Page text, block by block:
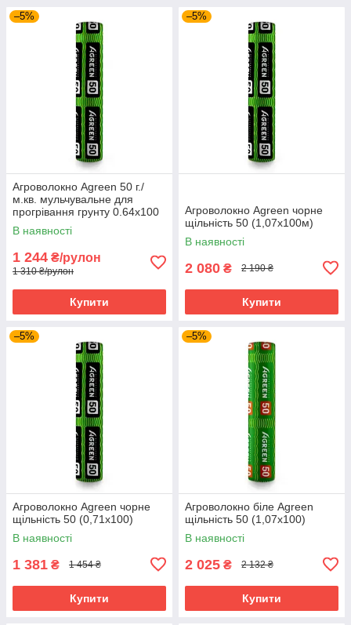
–5%
Агроволокно Agreen 50 г./
м.кв. мульчувальне для
прогрівання грунту 0.64х100
м Чорний
В наявності
1 244 ₴/рулон
1 310 ₴/рулон
Купити
–5%
Агроволокно Agreen чорне
щільність 50 (1,07х100м)
В наявності
2 080 ₴ 2 190 ₴
Купити
–5%
Агроволокно Agreen чорне
щільність 50 (0,71х100)
В наявності
1 381 ₴ 1 454 ₴
Купити
–5%
Агроволокно біле Agreen
щільність 50 (1,07х100)
В наявності
2 025 ₴ 2 132 ₴
Купити